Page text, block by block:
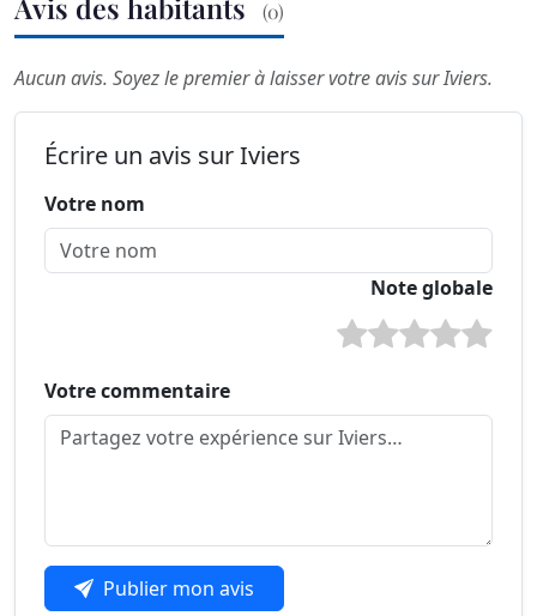
Avis des habitants (0)
Aucun avis. Soyez le premier à laisser votre avis sur Iviers.
Écrire un avis sur Iviers
Votre nom
Note globale
Votre commentaire
Publier mon avis